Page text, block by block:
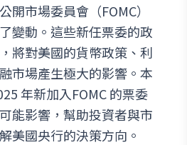
開市場委員會（FOMC）
變動。這些新任票委的政
將對美國的貨幣政策、利
市場產生極大的影響。本
年新加入FOMC 的票委
能影響，幫助投資者與市
美國央行的決策方向。